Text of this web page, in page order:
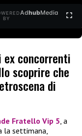
BY
AdhubMedia
ex concorrenti
scoprire che
di
Fratello Vip 5, a
la settimana,